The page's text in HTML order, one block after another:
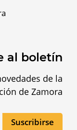
al boletín
de la
de Zamora